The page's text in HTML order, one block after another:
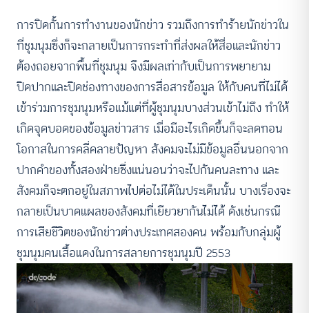
การปิดกั้นการทำงานของนักข่าว รวมถึงการทำร้ายนักข่าวใน
ที่ชุมนุมซึ่งก็จะกลายเป็นการกระทำที่ส่งผลให้สื่อและนักข่าว
ต้องถอยจากพื้นที่ชุมนุม จึงมีผลเท่ากับเป็นการพยายาม
ปิดปากและปิดช่องทางของการสื่อสารข้อมูล ให้กับคนที่ไม่ได้
เข้าร่วมการชุมนุมหรือแม้แต่ที่ผู้ชุมนุมบางส่วนเข้าไม่ถึง ทำให้
เกิดจุดบอดของข้อมูลข่าวสาร เมื่อมีอะไรเกิดขึ้นก็จะลดทอน
โอกาสในการคลี่คลายปัญหา สังคมจะไม่มีข้อมูลอื่นนอกจาก
ปากคำของทั้งสองฝ่ายซึ่งแน่นอนว่าจะไปกันคนละทาง และ
สังคมก็จะตกอยู่ในสภาพไปต่อไม่ได้ในประเด็นนั้น บางเรื่องจะ
กลายเป็นบาดแผลของสังคมที่เยียวยากันไม่ได้ ดังเช่นกรณี
การเสียชีวิตของนักข่าวต่างประเทศสองคน พร้อมกับกลุ่มผู้
ชุมนุมคนเสื้อแดงในการสลายการชุมนุมปี 2553